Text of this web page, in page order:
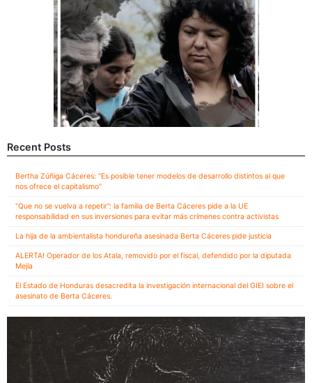
Recent Posts
Bertha Zúñiga Cáceres: “Es posible tener modelos de desarrollo distintos al que
nos ofrece el capitalismo”
“Que no se vuelva a repetir”: la familia de Berta Cáceres pide a la UE
responsabilidad en sus inversiones para evitar más crímenes contra activistas
La hija de la ambientalista hondureña asesinada Berta Cáceres pide justicia
ALERTA! Operador de los Atala, removido por el fiscal, defendido por la diputada
Mejía
El Estado de Honduras desacredita la investigación internacional del GIEI sobre el
asesinato de Berta Cáceres.